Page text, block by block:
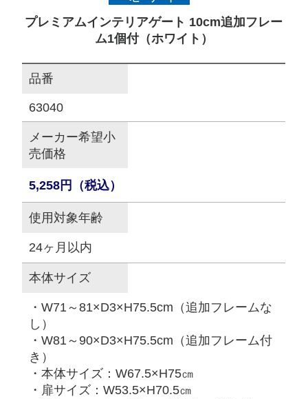
サイトマップ
プレミアムインテリアゲート 10cm追加フレー
ム1個付（ホワイト）
品番
63040
メーカー希望小
売価格
5,258円（税込）
使用対象年齢
24ヶ月以内
本体サイズ
・W71～81×D3×H75.5cm（追加フレームな
し）
・W81～90×D3×H75.5cm（追加フレーム付
き）
・本体サイズ：W67.5×H75㎝
・扉サイズ：W53.5×H70.5㎝